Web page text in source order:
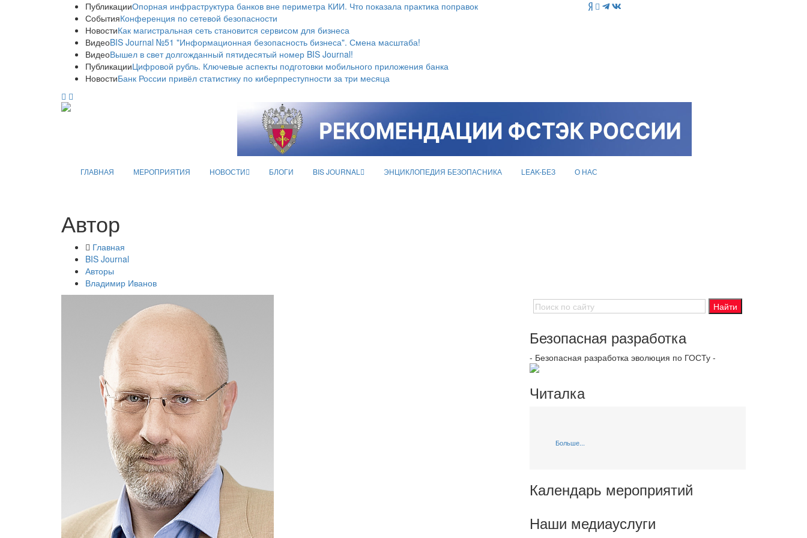
ПубликацииОпорная инфраструктура банков вне периметра КИИ. Что показала практика поправок
СобытияКонференция по сетевой безопасности
НовостиКак магистральная сеть становится сервисом для бизнеса
ВидеоBIS Journal №51 "Информационная безопасность бизнеса". Смена масштаба!
ВидеоВышел в свет долгожданный пятидесятый номер BIS Journal!
ПубликацииЦифровой рубль. Ключевые аспекты подготовки мобильного приложения банка
НовостиБанк России привёл статистику по киберпреступности за три месяца
ГЛАВНАЯ МЕРОПРИЯТИЯ НОВОСТИ БЛОГИ BIS JOURNAL ЭНЦИКЛОПЕДИЯ БЕЗОПАСНИКА LEAK-БЕЗ О НАС
Автор
Главная
BIS Journal
Авторы
Владимир Иванов
Безопасная разработка
- Безопасная разработка эволюция по ГОСТу -
Читалка
Больше...
Календарь мероприятий
Наши медиауслуги